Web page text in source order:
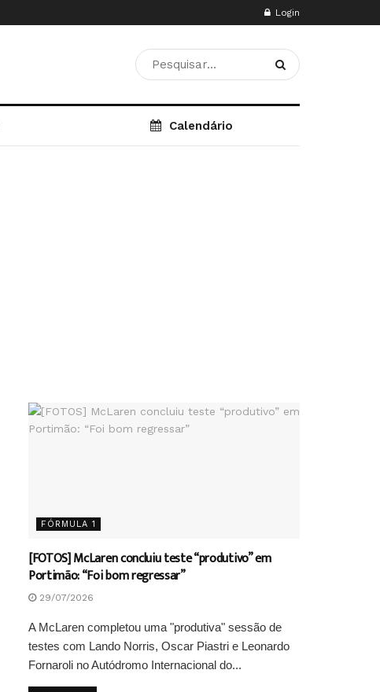
Login
Calendário
FÓRMULA 1
[FOTOS] McLaren concluiu teste “produtivo” em
Portimão: “Foi bom regressar”
29/07/2026
A McLaren completou uma "produtiva" sessão de
testes com Lando Norris, Oscar Piastri e Leonardo
Fornaroli no Autódromo Internacional do...